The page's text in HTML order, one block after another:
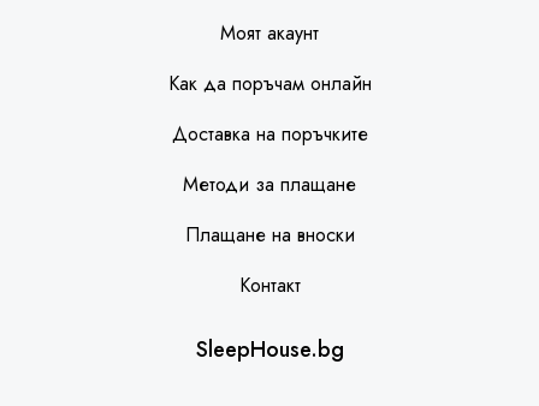
Моят акаунт
Как да поръчам онлайн
Доставка на поръчките
Методи за плащане
Плащане на вноски
Контакт
SleepHouse.bg